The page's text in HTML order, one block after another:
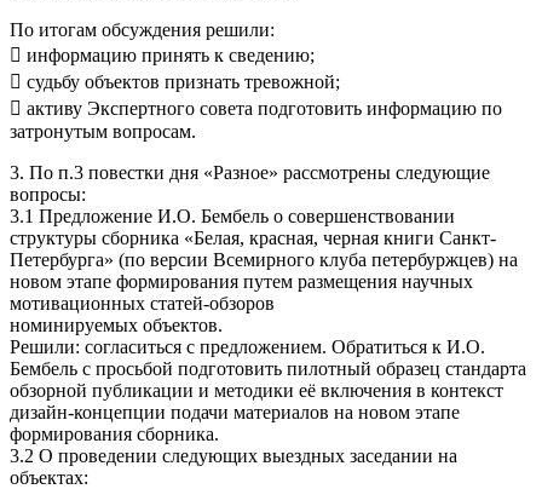
По итогам обсуждения решили:
 информацию принять к сведению;
 судьбу объектов признать тревожной;
 активу Экспертного совета подготовить информацию по
затронутым вопросам.
3. По п.3 повестки дня «Разное» рассмотрены следующие
вопросы:
3.1 Предложение И.О. Бембель о совершенствовании
структуры сборника «Белая, красная, черная книги Санкт-
Петербурга» (по версии Всемирного клуба петербуржцев) на
новом этапе формирования путем размещения научных
мотивационных статей-обзоров
номинируемых объектов.
Решили: согласиться с предложением. Обратиться к И.О.
Бембель с просьбой подготовить пилотный образец стандарта
обзорной публикации и методики её включения в контекст
дизайн-концепции подачи материалов на новом этапе
формирования сборника.
3.2 О проведении следующих выездных заседании на
объектах: